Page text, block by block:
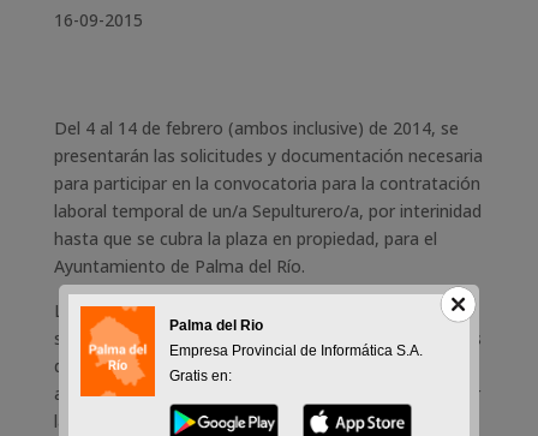
16-09-2015
Del 4 al 14 de febrero (ambos inclusive) de 2014, se
presentarán las solicitudes y documentación necesaria
para participar en la convocatoria para la contratación
laboral temporal de un/a Sepulturero/a, por interinidad
hasta que se cubra la plaza en propiedad, para el
Ayuntamiento de Palma del Río.
Los requisitos para participar en dicha convocatoria
son: Tener la nacionalidad española sin perjuicio de los
dispuesto en el artículo 57 de la Ley 7/2007 de 12 de
abril del Estatuto Básico del Empleado Público; poseer
la capacidad funcional para el desempeño de las
Palma del Rio
Empresa Provincial de Informática S.A.
Gratis en: